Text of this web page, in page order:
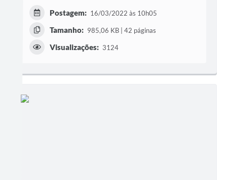
Postagem: 16/03/2022 às 10h05
Tamanho: 985,06 KB | 42 páginas
Visualizações: 3124